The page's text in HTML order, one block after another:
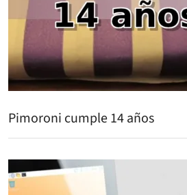
Pimoroni cumple 14 años